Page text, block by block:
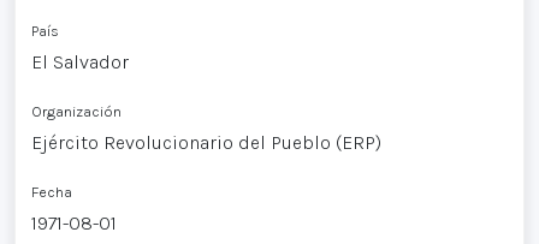
País
El Salvador
Organización
Ejército Revolucionario del Pueblo (ERP)
Fecha
1971-08-01